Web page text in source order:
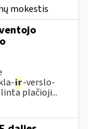
mokestis
ir-verslo-
plačioji...